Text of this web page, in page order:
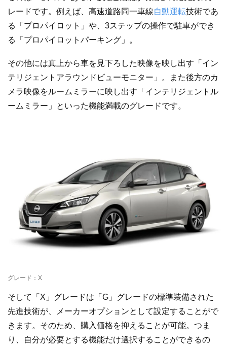
レードです。例えば、高速道路同一車線自動運転技術であ
る「プロパイロット」や、3ステップの操作で駐車ができ
る「プロパイロットパーキング」。
その他には真上から車を見下ろした映像を映し出す「イン
テリジェントアラウンドビューモニター」。また後方のカ
メラ映像をルームミラーに映し出す「インテリジェントル
ームミラー」といった機能満載のグレードです。
グレード：X
そして「X」グレードは「G」グレードの標準装備された
先進技術が、メーカーオプションとして設定することがで
きます。そのため、購入価格を抑えることが可能。つま
り、自分が必要とする機能だけ選択することができるの